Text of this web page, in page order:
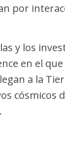
por
y los
en el
a la
cósmicos